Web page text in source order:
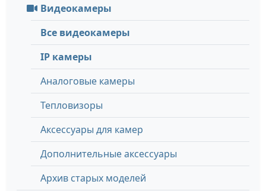
Видеокамеры
Все видеокамеры
IP камеры
Аналоговые камеры
Тепловизоры
Аксессуары для камер
Дополнительные аксессуары
Архив старых моделей